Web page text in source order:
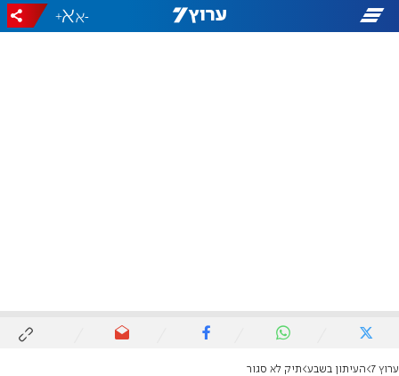
-
+
ערוץ 7 העיתון בשבע תיק לא סגור